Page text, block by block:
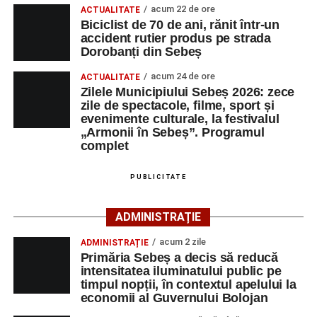
Messenger WhatsApp Twitter/X
dansul și sportul, oferind activități pentru toate categoriile
Pentru copii și tineri, festivalul propune jocuri și activități
recreative în mai multe zone ale municipiului – Răhău,
cartierul „Mihail Kogălniceanu”, Petrești și Parcul
Tineretului. Programul include spectacole pentru cei mici,
proiecții de film, petrecerea cu spumă și cea de-a treia
ediție a concursului MTB
culturale, printre care proiecții cinematografice, întâlniri cu
artiști locali și salonul literar„Armonia artelor”
Festivalul va cuprinde și o seară dedicată tradițiilor
săsești, precum și un spectacol folcloric organizat în
memoria interpretului Felician Fărcașiu.
ACTUALITATE acum 22 de ore
Biciclist de 70 de ani, rănit într-un
accident rutier produs pe strada
Dorobanți din Sebeș
ACTUALITATE acum 24 de ore
Zilele Municipiului Sebeș 2026: zece
zile de spectacole, filme, sport și
evenimente culturale, la festivalul
„Armonii în Sebeș”. Programul
complet
PUBLICITATE
ADMINISTRAȚIE
ADMINISTRAȚIE acum 2 zile
Primăria Sebeș a decis să reducă
intensitatea iluminatului public pe
timpul nopții, în contextul apelului la
economii al Guvernului Bolojan